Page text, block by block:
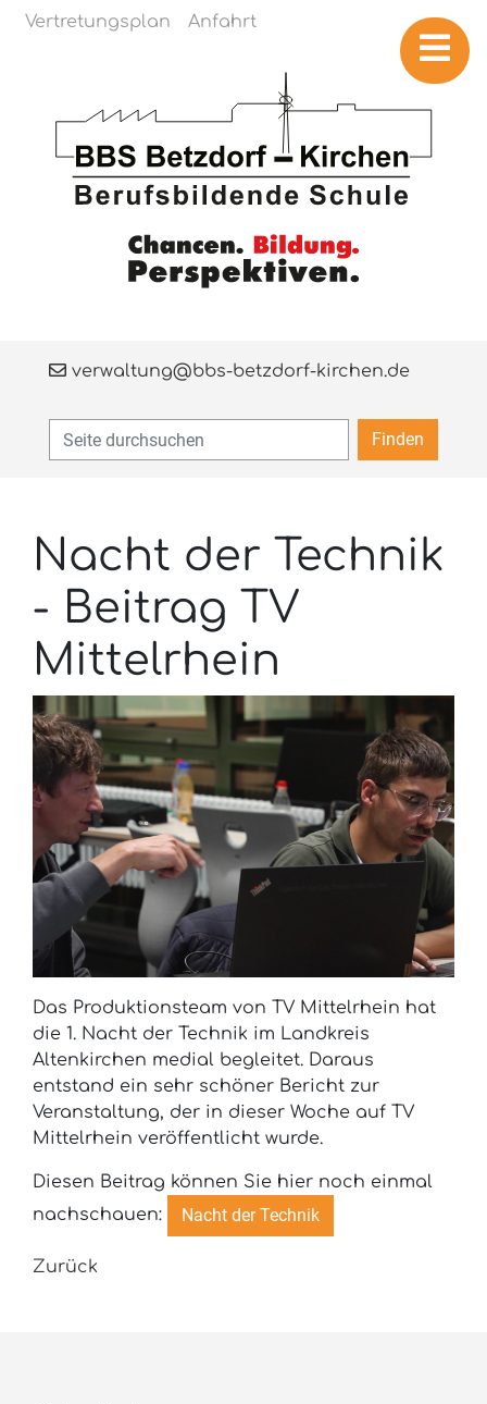
Navigation überspringen
Vertretungsplan Anfahrt
verwaltung@bbs-betzdorf-kirchen.de
Finden
Nacht der Technik
- Beitrag TV
Mittelrhein
Das Produktionsteam von TV Mittelrhein hat
die 1. Nacht der Technik im Landkreis
Altenkirchen medial begleitet. Daraus
entstand ein sehr schöner Bericht zur
Veranstaltung, der in dieser Woche auf TV
Mittelrhein veröffentlicht wurde.
Diesen Beitrag können Sie hier noch einmal
nachschauen:
Nacht der Technik
Zurück